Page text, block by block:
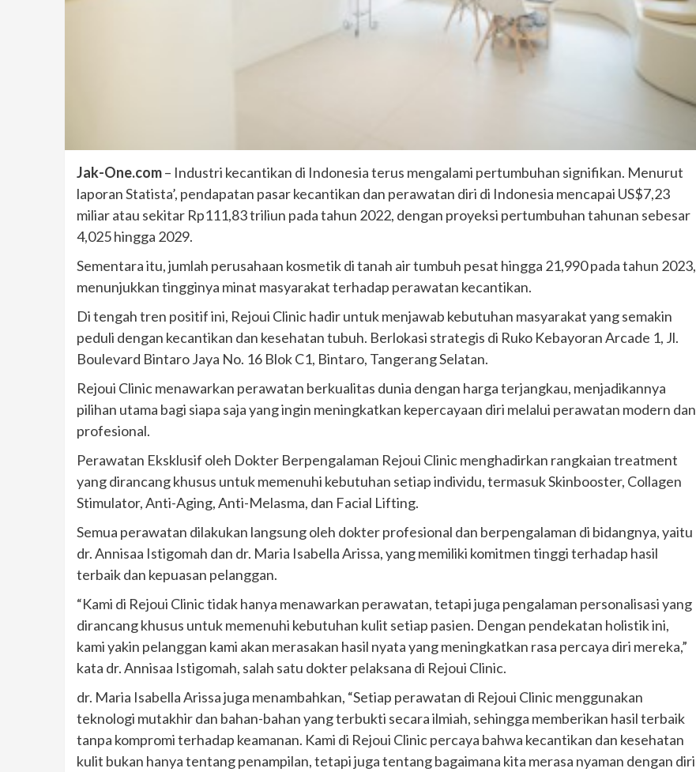
Jak-One.com– Industri kecantikan di Indonesia terus mengalami pertumbuhan signifikan. Menurut
laporan Statista’, pendapatan pasar kecantikan dan perawatan diri di Indonesia mencapai US$7,23
miliar atau sekitar Rp111,83 triliun pada tahun 2022, dengan proyeksi pertumbuhan tahunan sebesar
4,025 hingga 2029.
Sementara itu, jumlah perusahaan kosmetik di tanah air tumbuh pesat hingga 21,990 pada tahun 2023,
menunjukkan tingginya minat masyarakat terhadap perawatan kecantikan.
Di tengah tren positif ini, Rejoui Clinic hadir untuk menjawab kebutuhan masyarakat yang semakin
peduli dengan kecantikan dan kesehatan tubuh. Berlokasi strategis di Ruko Kebayoran Arcade 1, Jl.
Boulevard Bintaro Jaya No. 16 Blok C1, Bintaro, Tangerang Selatan.
Rejoui Clinic menawarkan perawatan berkualitas dunia dengan harga terjangkau, menjadikannya
pilihan utama bagi siapa saja yang ingin meningkatkan kepercayaan diri melalui perawatan modern dan
profesional.
Perawatan Eksklusif oleh Dokter Berpengalaman Rejoui Clinic menghadirkan rangkaian treatment
yang dirancang khusus untuk memenuhi kebutuhan setiap individu, termasuk Skinbooster, Collagen
Stimulator, Anti-Aging, Anti-Melasma, dan Facial Lifting.
Semua perawatan dilakukan langsung oleh dokter profesional dan berpengalaman di bidangnya, yaitu
dr. Annisaa Istigomah dan dr. Maria Isabella Arissa, yang memiliki komitmen tinggi terhadap hasil
terbaik dan kepuasan pelanggan.
“Kami di Rejoui Clinic tidak hanya menawarkan perawatan, tetapi juga pengalaman personalisasi yang
dirancang khusus untuk memenuhi kebutuhan kulit setiap pasien. Dengan pendekatan holistik ini,
kami yakin pelanggan kami akan merasakan hasil nyata yang meningkatkan rasa percaya diri mereka,”
kata dr. Annisaa Istigomah, salah satu dokter pelaksana di Rejoui Clinic.
dr. Maria Isabella Arissa juga menambahkan, “Setiap perawatan di Rejoui Clinic menggunakan
teknologi mutakhir dan bahan-bahan yang terbukti secara ilmiah, sehingga memberikan hasil terbaik
tanpa kompromi terhadap keamanan. Kami di Rejoui Clinic percaya bahwa kecantikan dan kesehatan
kulit bukan hanya tentang penampilan, tetapi juga tentang bagaimana kita merasa nyaman dengan diri